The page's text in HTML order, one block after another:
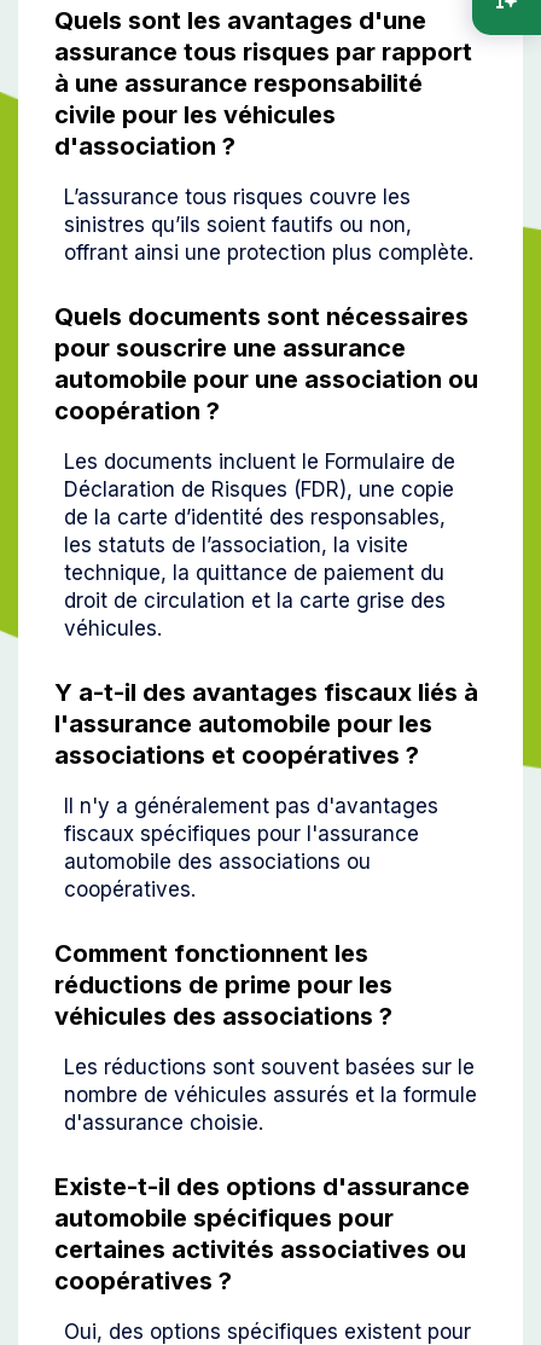
Quels sont les avantages d'une
assurance tous risques par rapport
à une assurance responsabilité
civile pour les véhicules
d'association ?
L’assurance tous risques couvre les
sinistres qu’ils soient fautifs ou non,
offrant ainsi une protection plus complète.
Quels documents sont nécessaires
pour souscrire une assurance
automobile pour une association ou
coopération ?
Les documents incluent le Formulaire de
Déclaration de Risques (FDR), une copie
de la carte d’identité des responsables,
les statuts de l’association, la visite
technique, la quittance de paiement du
droit de circulation et la carte grise des
véhicules.
Y a-t-il des avantages fiscaux liés à
l'assurance automobile pour les
associations et coopératives ?
Il n'y a généralement pas d'avantages
fiscaux spécifiques pour l'assurance
automobile des associations ou
coopératives.
Comment fonctionnent les
réductions de prime pour les
véhicules des associations ?
Les réductions sont souvent basées sur le
nombre de véhicules assurés et la formule
d'assurance choisie.
Existe-t-il des options d'assurance
automobile spécifiques pour
certaines activités associatives ou
coopératives ?
Oui, des options spécifiques existent pour